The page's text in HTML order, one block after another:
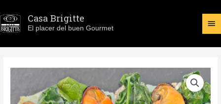
al
contenido
Casa Brigitte
El placer del buen Gourmet
BRASA